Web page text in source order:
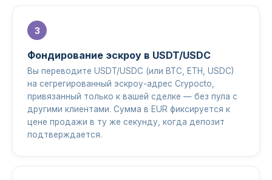
Фондирование эскроу в USDT/USDC
Вы переводите USDT/USDC (или BTC, ETH, USDC)
на сегрегированный эскроу-адрес Crypocto,
привязанный только к вашей сделке — без пула с
другими клиентами. Сумма в EUR фиксируется к
цене продажи в ту же секунду, когда депозит
подтверждается.